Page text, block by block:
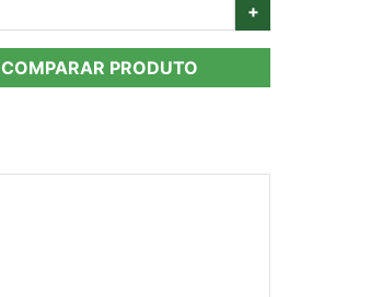
+
COMPARAR PRODUTO